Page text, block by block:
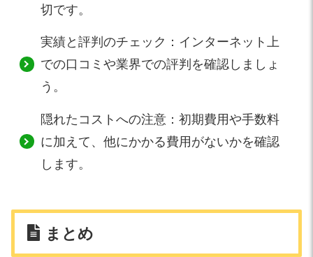
切です。
実績と評判のチェック：インターネット上
での口コミや業界での評判を確認しましょ
う。
隠れたコストへの注意：初期費用や手数料
に加えて、他にかかる費用がないかを確認
します。
まとめ